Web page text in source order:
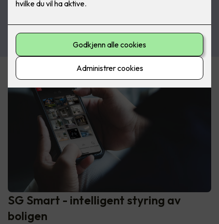
SG Smart - intelligent styring av
boligen